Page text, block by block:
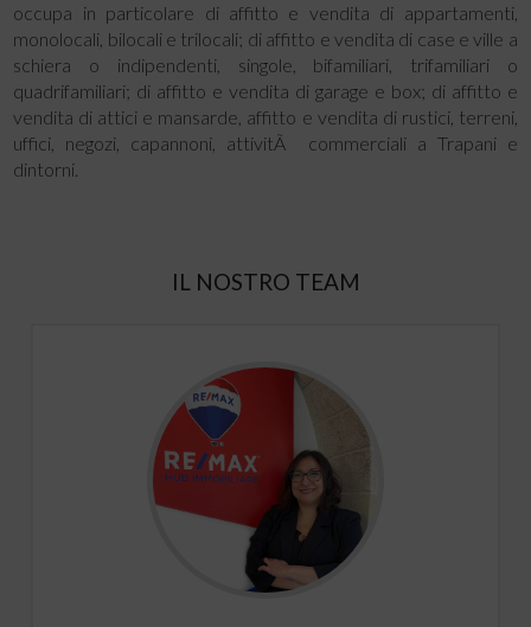
occupa in particolare di affitto e vendita di appartamenti,
monolocali, bilocali e trilocali; di affitto e vendita di case e ville a
schiera o indipendenti, singole, bifamiliari, trifamiliari o
quadrifamiliari; di affitto e vendita di garage e box; di affitto e
vendita di attici e mansarde, affitto e vendita di rustici, terreni,
uffici, negozi, capannoni, attivitÃ commerciali a Trapani e
dintorni.
IL NOSTRO TEAM